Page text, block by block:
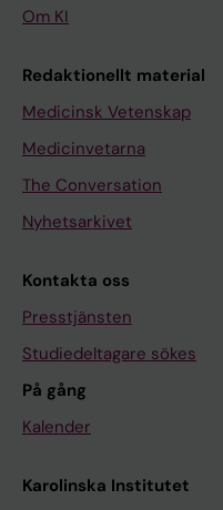
Om KI
Redaktionellt material
Medicinsk Vetenskap
Medicinvetarna
The Conversation
Nyhetsarkivet
Kontakta oss
Presstjänsten
Studiedeltagare sökes
På gång
Kalender
Karolinska Institutet